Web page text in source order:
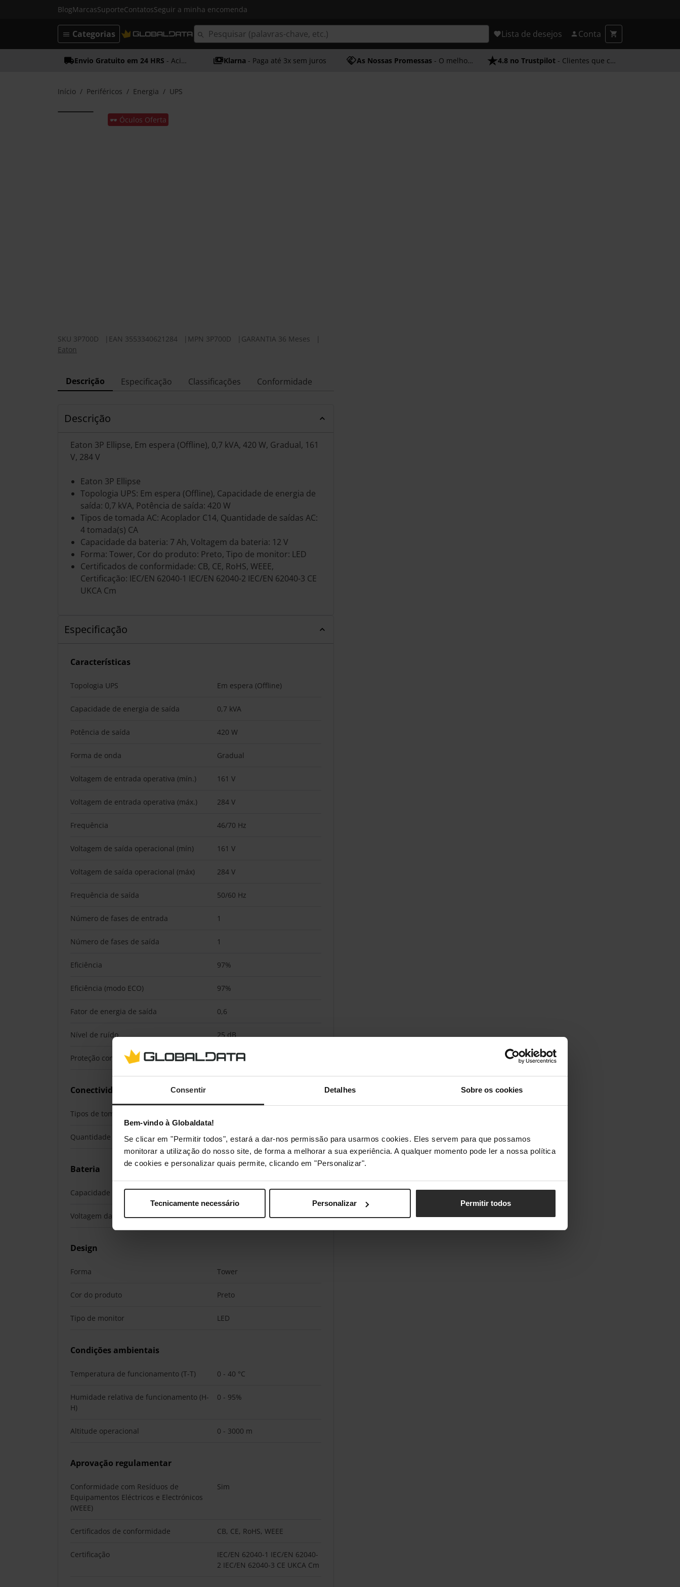
Consentir Detalhes Sobre os cookies
Bem-vindo à Globaldata!
Se clicar em "Permitir todos", estará a dar-nos permissão para usarmos cookies. Eles servem para que possamos
monitorar a utilização do nosso site, de forma a melhorar a sua experiência. A qualquer momento pode ler a nossa política
de cookies e personalizar quais permite, clicando em "Personalizar".
Tecnicamente necessário Personalizar Permitir todos
BlogMarcasSuporteContatosSeguir a minha encomenda
Lista de desejos Conta
Categorias
Envio Gratuito em 24 HRS - Acima dos 50€ Klarna - Paga até 3x sem juros As Nossas Promessas - O melhor atendimento 4.8 no Trustpilot - Clientes que confiam em nós
Início Periféricos Energia UPS
🕶️ Óculos Oferta
SKU 3P700D EAN 3553340621284 MPN 3P700D GARANTIA 36 Meses
Eaton
Descrição Especificação Classificações Conformidade
Descrição
Eaton 3P Ellipse, Em espera (Offline), 0,7 kVA, 420 W, Gradual, 161
V, 284 V
Eaton 3P Ellipse
Topologia UPS: Em espera (Offline), Capacidade de energia de
saída: 0,7 kVA, Potência de saída: 420 W
Tipos de tomada AC: Acoplador C14, Quantidade de saídas AC:
4 tomada(s) CA
Capacidade da bateria: 7 Ah, Voltagem da bateria: 12 V
Forma: Tower, Cor do produto: Preto, Tipo de monitor: LED
Certificados de conformidade: CB, CE, RoHS, WEEE,
Certificação: IEC/EN 62040-1 IEC/EN 62040-2 IEC/EN 62040-3 CE
UKCA Cm
Especificação
Características
Topologia UPS Em espera (Offline)
Capacidade de energia de saída 0,7 kVA
Potência de saída 420 W
Forma de onda Gradual
Voltagem de entrada operativa (mín.) 161 V
Voltagem de entrada operativa (máx.) 284 V
Frequência 46/70 Hz
Voltagem de saída operacional (mín) 161 V
Voltagem de saída operacional (máx) 284 V
Frequência de saída 50/60 Hz
Número de fases de entrada 1
Número de fases de saída 1
Eficiência 97%
Eficiência (modo ECO) 97%
Fator de energia de saída 0,6
Nível de ruído 25 dB
Proteção contra picos de tensão Sim
Conectividade
Tipos de tomada AC
Quantidade de saídas AC 4 tomada(s) CA
Bateria
Capacidade da bateria 7 Ah
Voltagem da bateria 12 V
Design
Forma Tower
Cor do produto Preto
Tipo de monitor LED
Condições ambientais
Temperatura de funcionamento (T-T) 0 - 40 °C
Humidade relativa de funcionamento (H-
H)
0 - 95%
Altitude operacional 0 - 3000 m
Aprovação regulamentar
Conformidade com Resíduos de
Equipamentos Eléctricos e Electrónicos
(WEEE)
Sim
Certificados de conformidade CB, CE, RoHS, WEEE
Certificação
IEC/EN 62040-1 IEC/EN 62040-
2 IEC/EN 62040-3 CE UKCA Cm